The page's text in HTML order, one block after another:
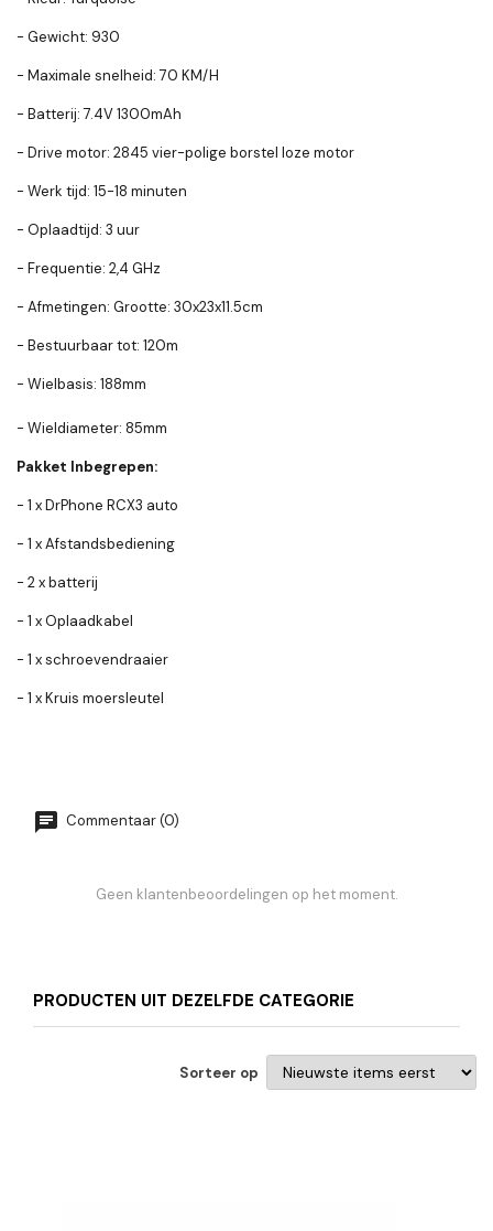
- Gewicht: 930
- Maximale snelheid: 70 KM/H
- Batterij: 7.4V 1300mAh
- Drive motor: 2845 vier-polige borstel loze motor
- Werk tijd: 15-18 minuten
- Oplaadtijd: 3 uur
- Frequentie: 2,4 GHz
- Afmetingen: Grootte: 30x23x11.5cm
- Bestuurbaar tot: 120m
- Wielbasis: 188mm
- Wieldiameter: 85mm
Pakket Inbegrepen:
- 1 x DrPhone RCX3 auto
- 1 x Afstandsbediening
- 2 x batterij
- 1 x Oplaadkabel
- 1 x schroevendraaier
- 1 x Kruis moersleutel
Commentaar (0)
Geen klantenbeoordelingen op het moment.
PRODUCTEN UIT DEZELFDE CATEGORIE
Sorteer op